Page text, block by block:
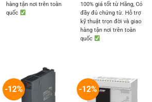
hàng tận nơi trên toàn
quốc
100% giá tốt từ Hãng, Có
đầy đủ chứng từ. Hỗ trợ
kỹ thuật trọn đời và giao
hàng tận nơi trên toàn
quốc
-12% -12%